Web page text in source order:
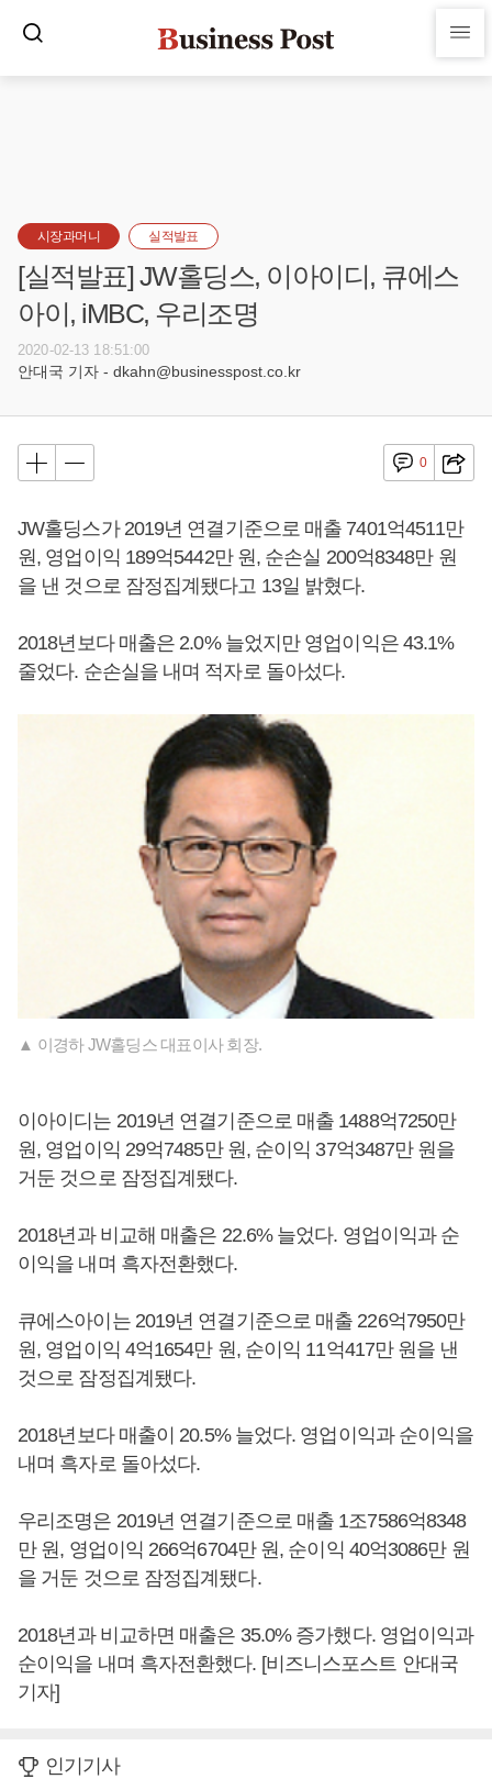
시장과머니 실적발표
[실적발표] JW홀딩스, 이아이디, 큐에스
아이, iMBC, 우리조명
2020-02-13 18:51:00
안대국 기자 - dkahn@businesspost.co.kr
0
JW홀딩스가 2019년 연결기준으로 매출 7401억4511만
원, 영업이익 189억5442만 원, 순손실 200억8348만 원
을 낸 것으로 잠정집계됐다고 13일 밝혔다.
2018년보다 매출은 2.0% 늘었지만 영업이익은 43.1%
줄었다. 순손실을 내며 적자로 돌아섰다.
▲ 이경하 JW홀딩스 대표이사 회장.
이아이디는 2019년 연결기준으로 매출 1488억7250만
원, 영업이익 29억7485만 원, 순이익 37억3487만 원을
거둔 것으로 잠정집계됐다.
2018년과 비교해 매출은 22.6% 늘었다. 영업이익과 순
이익을 내며 흑자전환했다.
큐에스아이는 2019년 연결기준으로 매출 226억7950만
원, 영업이익 4억1654만 원, 순이익 11억417만 원을 낸
것으로 잠정집계됐다.
2018년보다 매출이 20.5% 늘었다. 영업이익과 순이익을
내며 흑자로 돌아섰다.
우리조명은 2019년 연결기준으로 매출 1조7586억8348
만 원, 영업이익 266억6704만 원, 순이익 40억3086만 원
을 거둔 것으로 잠정집계됐다.
2018년과 비교하면 매출은 35.0% 증가했다. 영업이익과
순이익을 내며 흑자전환했다. [비즈니스포스트 안대국
기자]
인기기사